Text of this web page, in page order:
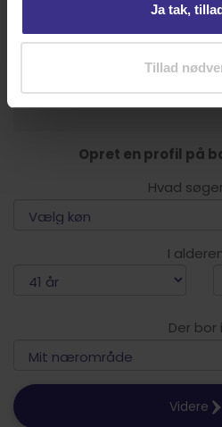
Ja tak,
Tillad
Tlf. 33 89 00 00 •
Opret en profil på
Hvad
I
Der bor
Videre